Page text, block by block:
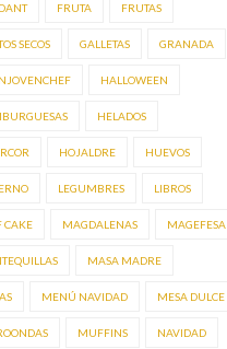
FRUTA FRUTAS
SECOS GALLETAS GRANADA
HALLOWEEN
HELADOS
HOJALDRE HUEVOS
LEGUMBRES LIBROS
CAKE MAGDALENAS MAGEFESA
MASA MADRE
MENÚ NAVIDAD MESA DULCE
MUFFINS NAVIDAD